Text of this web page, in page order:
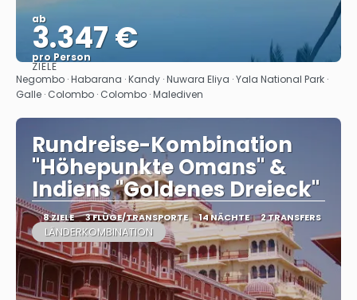
ab
3.347 €
pro Person
Sehen
ZIELE
Negombo · Habarana · Kandy · Nuwara Eliya · Yala National Park ·
Galle · Colombo · Colombo · Malediven
Rundreise-Kombination
"Höhepunkte Omans" &
Indiens "Goldenes Dreieck"
8 ZIELE 3 FLÜGE/TRANSPORTE 14 NÄCHTE 2 TRANSFERS
LÄNDERKOMBINATION